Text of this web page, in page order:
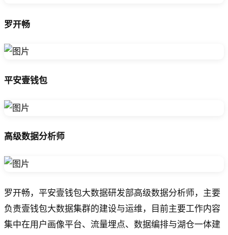
罗开畅
平安壹钱包
高级数据分析师
罗开畅，平安壹钱包大数据研发部高级数据分析师，主要
负责壹钱包大数据集群的建设与运维，目前主要工作内容
集中在用户画像平台、流量埋点、数据编排与湖仓一体建